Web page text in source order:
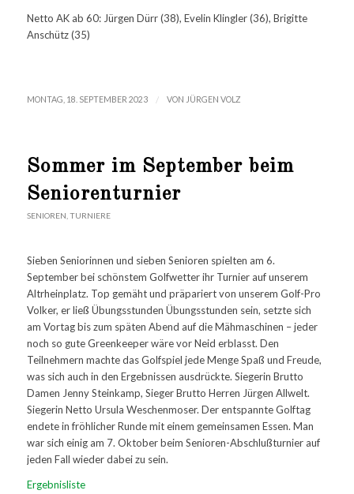
Netto AK ab 60: Jürgen Dürr (38), Evelin Klingler (36), Brigitte
Anschütz (35)
MONTAG, 18. SEPTEMBER 2023 / VON JÜRGEN VOLZ
Sommer im September beim
Seniorenturnier
SENIOREN TURNIERE
Sieben Seniorinnen und sieben Senioren spielten am 6.
September bei schönstem Golfwetter ihr Turnier auf unserem
Altrheinplatz. Top gemäht und präpariert von unserem Golf-Pro
Volker, er ließ Übungsstunden Übungsstunden sein, setzte sich
am Vortag bis zum späten Abend auf die Mähmaschinen – jeder
noch so gute Greenkeeper wäre vor Neid erblasst. Den
Teilnehmern machte das Golfspiel jede Menge Spaß und Freude,
was sich auch in den Ergebnissen ausdrückte. Siegerin Brutto
Damen Jenny Steinkamp, Sieger Brutto Herren Jürgen Allwelt.
Siegerin Netto Ursula Weschenmoser. Der entspannte Golftag
endete in fröhlicher Runde mit einem gemeinsamen Essen. Man
war sich einig am 7. Oktober beim Senioren-Abschlußturnier auf
jeden Fall wieder dabei zu sein.
Ergebnisliste